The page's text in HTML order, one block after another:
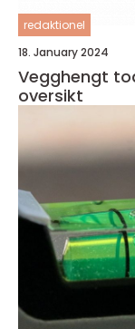
redaktionel
18. January 2024
Vegghengt
oversikt